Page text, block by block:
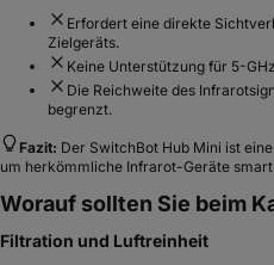
Erfordert eine direkte
Zielgeräts.
Keine Unterstützung für 5-
Die Reichweite des
begrenzt.
Fazit: Der SwitchBot Hub Mini ist
um herkömmliche Infrarot-Geräte
Worauf sollten Sie beim
Filtration und Luftreinheit